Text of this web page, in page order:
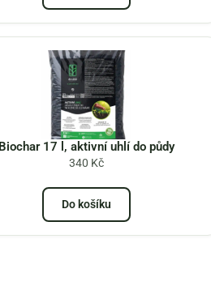
Biochar 17 l, aktivní uhlí do půdy
340 Kč
Do košíku